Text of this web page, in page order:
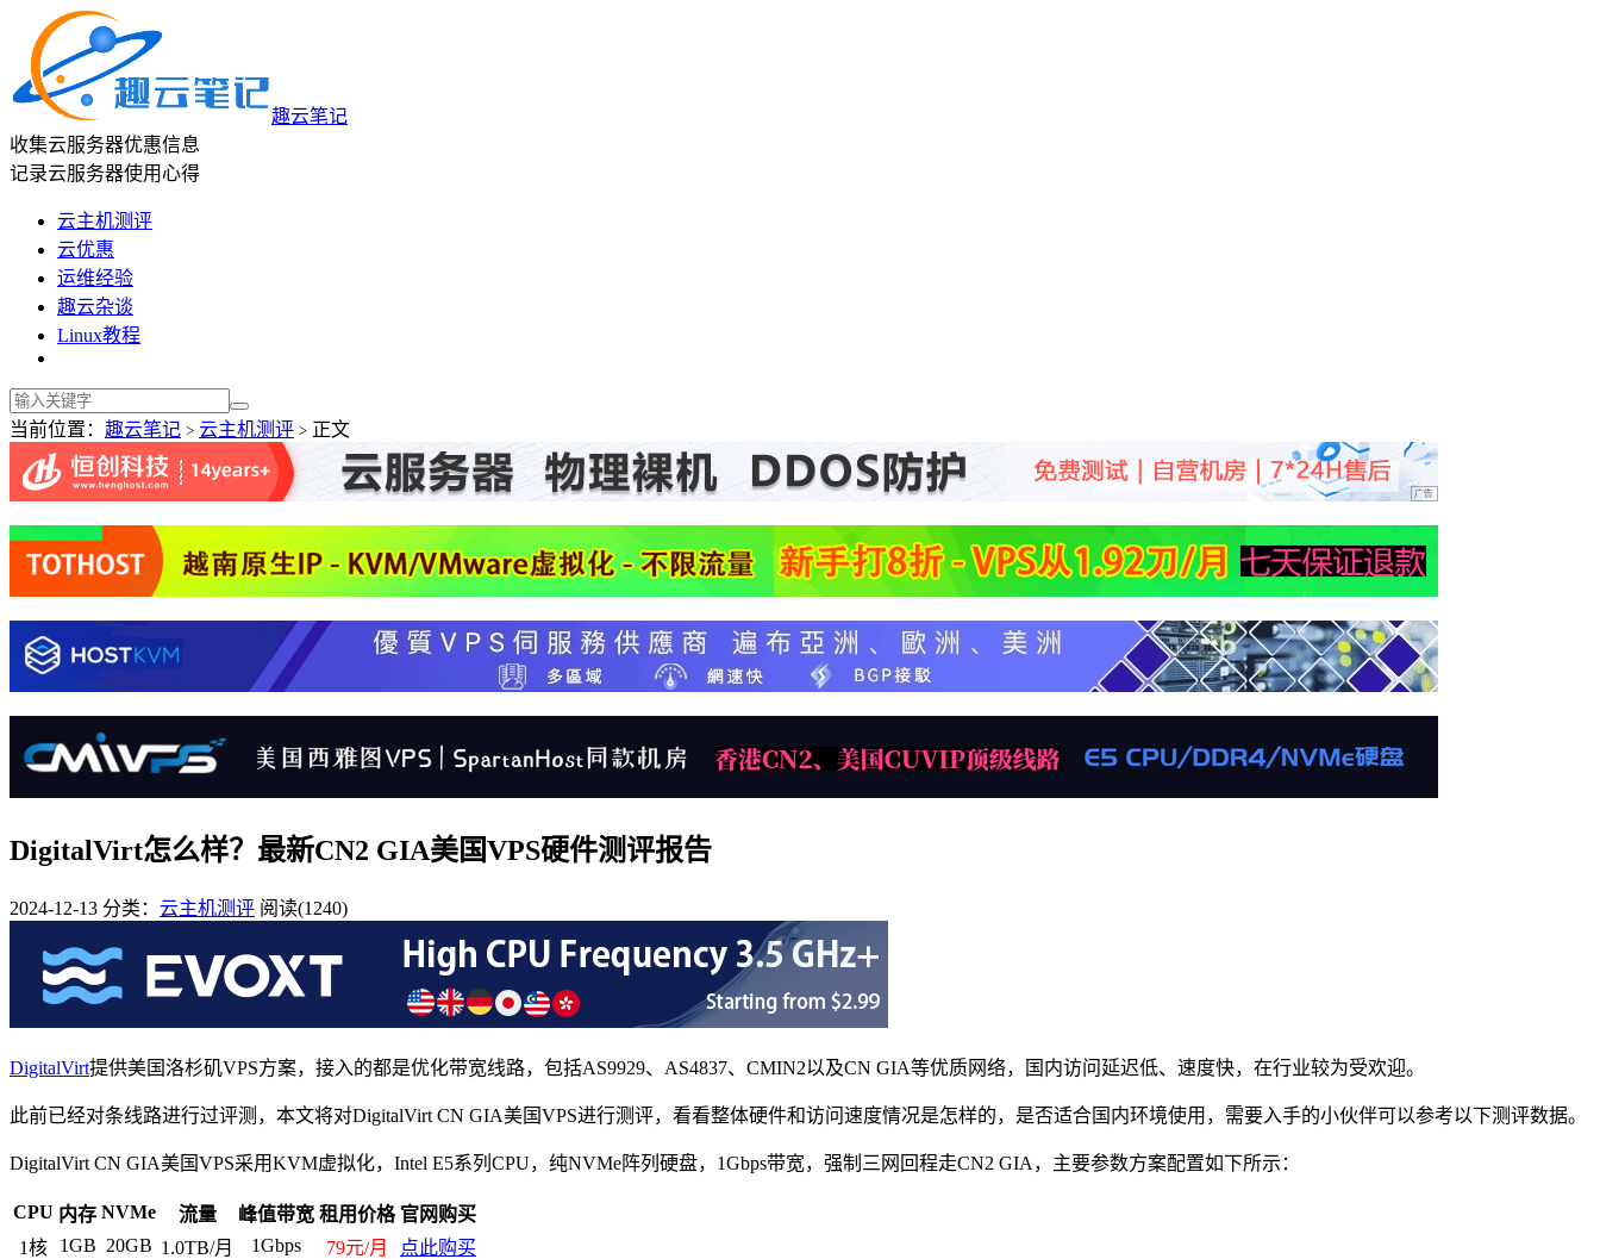
趣云笔记
收集云服务器优惠信息
记录云服务器使用心得
云主机测评
云优惠
运维经验
趣云杂谈
Linux教程
当前位置： 趣云笔记 > 云主机测评 > 正文
DigitalVirt怎么样？最新CN2 GIA美国VPS硬件测评报告
2024-12-13 分类： 云主机测评 阅读(1240)
DigitalVirt提供美国洛杉矶VPS方案，接入的都是优化带宽线路，包括AS9929、AS4837、CMIN2以及CN GIA等优质网络，国内访问延迟低、速度快，在行业较为受欢迎。
此前已经对条线路进行过评测，本文将对DigitalVirt CN GIA美国VPS进行测评，看看整体硬件和访问速度情况是怎样的，是否适合国内环境使用，需要入手的小伙伴可以参考以下测评数据。
DigitalVirt CN GIA美国VPS采用KVM虚拟化，Intel E5系列CPU，纯NVMe阵列硬盘，1Gbps带宽，强制三网回程走CN2 GIA，主要参数方案配置如下所示：
CPU 内存 NVMe 流量 峰值带宽 租用价格 官网购买
1核
1GB 20GB 1.0TB/月 1Gbps 79元/月
点此购买